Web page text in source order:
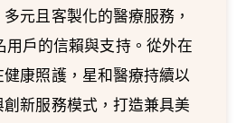
元且客製化的醫療服務，
用戶的信賴與支持。從外在
康照護，星和醫療持續以
新服務模式，打造兼具美